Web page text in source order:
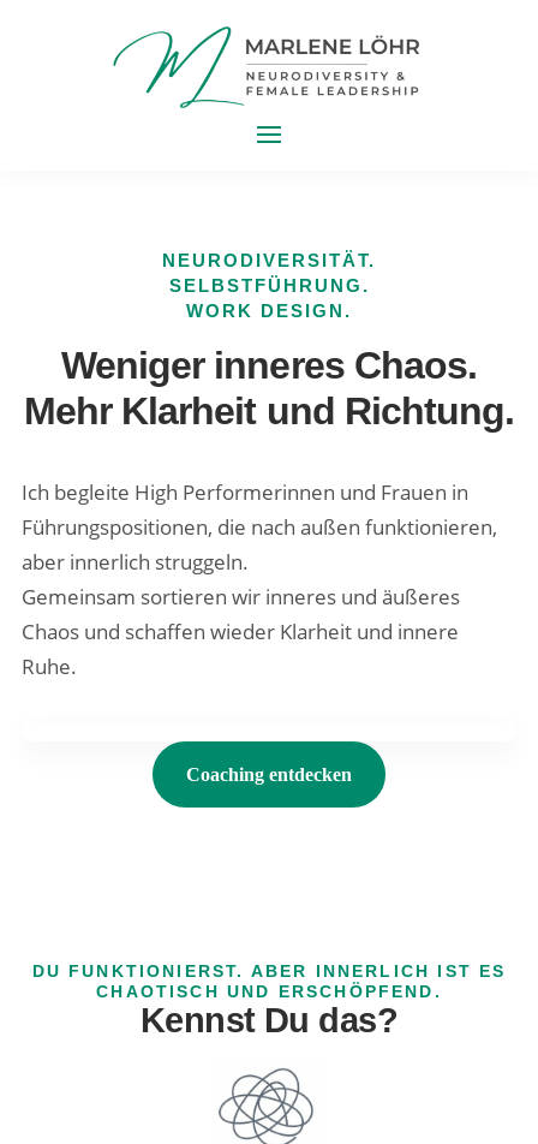
NEURODIVERSITÄT.
SELBSTFÜHRUNG.
WORK DESIGN.
Weniger inneres Chaos.
Mehr Klarheit und Richtung.
Ich begleite High Performerinnen und Frauen in
Führungspositionen, die nach außen funktionieren,
aber innerlich struggeln.
Gemeinsam sortieren wir inneres und äußeres
Chaos und schaffen wieder Klarheit und innere
Ruhe.
Coaching entdecken
DU FUNKTIONIERST. ABER INNERLICH IST ES
CHAOTISCH UND ERSCHÖPFEND.
Kennst Du das?